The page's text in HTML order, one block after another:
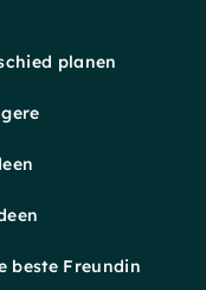
planen
beste Freundin